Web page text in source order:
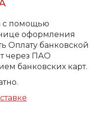
с помощью
оформления
Оплату банковской
через ПАО
банковских карт.